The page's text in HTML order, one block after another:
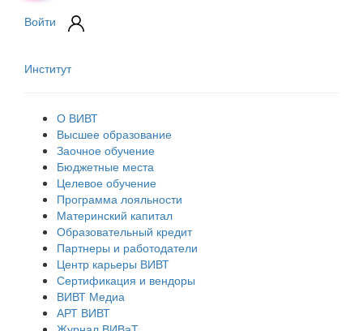
Войти
Институт
О ВИВТ
Высшее образование
Заочное обучение
Бюджетные места
Целевое обучение
Программа лояльности
Материнский капитал
Образовательный кредит
Партнеры и работодатели
Центр карьеры ВИВТ
Сертификация и вендоры
ВИВТ Медиа
АРТ ВИВТ